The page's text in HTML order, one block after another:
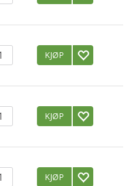
KJØP
KJØP
KJØP